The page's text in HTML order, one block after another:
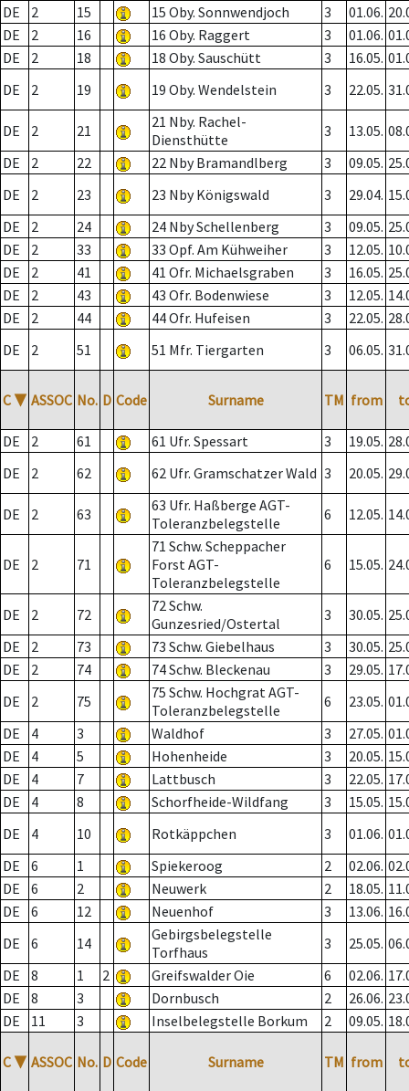
DE
2 15 15 Oby. Sonnwendjoch 3 01.06.
DE
2 16 16 Oby. Raggert 3 01.06.
DE
2 18 18 Oby. Sauschütt 3 16.05.
DE
2 19 19 Oby. Wendelstein 3 22.05.
DE 2 21
21 Nby. Rachel-
Diensthütte
3 13.05.
DE
2 22 22 Nby Bramandlberg 3 09.05.
DE
2 23 23 Nby Königswald 3 29.04.
DE
2 24 24 Nby Schellenberg 3 09.05.
DE
2 33 33 Opf. Am Kühweiher 3 12.05.
DE
2 41 41 Ofr. Michaelsgraben 3 16.05.
DE
2 43 43 Ofr. Bodenwiese 3 12.05.
DE
2 44 44 Ofr. Hufeisen 3 22.05.
DE
2 51 51 Mfr. Tiergarten 3 06.05.
C ▼ ASSOC No. D Code Surname TM from
DE 2 61 61 Ufr. Spessart 3 19.05.
DE
2 62 62 Ufr. Gramschatzer Wald 3 20.05.
DE 2 63
63 Ufr. Haßberge AGT-
Toleranzbelegstelle
6 12.05.
DE 2 71
71 Schw. Scheppacher
Forst AGT-
Toleranzbelegstelle
6 15.05.
DE 2 72
72 Schw.
Gunzesried/Ostertal
3 30.05.
DE
2 73 73 Schw. Giebelhaus 3 30.05.
DE
2 74 74 Schw. Bleckenau 3 29.05.
DE
2 75
75 Schw. Hochgrat AGT-
Toleranzbelegstelle
6 23.05.
DE
4 3 Waldhof 3 27.05.
DE
4 5 Hohenheide 3 20.05.
DE
4 7 Lattbusch 3 22.05.
DE
4 8 Schorfheide-Wildfang 3 15.05.
DE
4 10 Rotkäppchen 3 01.06.
DE
6 1 Spiekeroog 2 02.06.
DE
6 2 Neuwerk 2 18.05.
DE
6 12 Neuenhof 3 13.06.
DE
6 14
Gebirgsbelegstelle
Torfhaus
3 25.05.
DE
8 1 2 Greifswalder Oie 6 02.06.
DE
8 3 Dornbusch 2 26.06.
DE
11 3 Inselbelegstelle Borkum 2 09.05.
C ▼ ASSOC No. D Code Surname TM from